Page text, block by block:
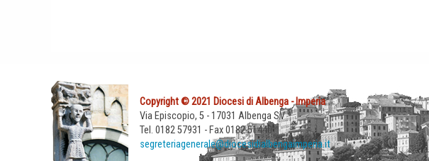
Copyright © 2021 Diocesi di Albenga - Imperia
Via Episcopio, 5 - 17031 Albenga SV
Tel. 0182 57931 - Fax 0182 51440
segreteriagenerale@diocesidialbengaimperia.it